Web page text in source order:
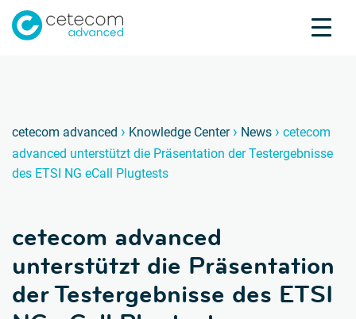
Produktprüfung
Branchen
Knowledge Center
cetecom advanced › Knowledge Center › News › cetecom
advanced unterstützt die Präsentation der Testergebnisse
des ETSI NG eCall Plugtests
cetecom advanced
unterstützt die Präsentation
der Testergebnisse des ETSI